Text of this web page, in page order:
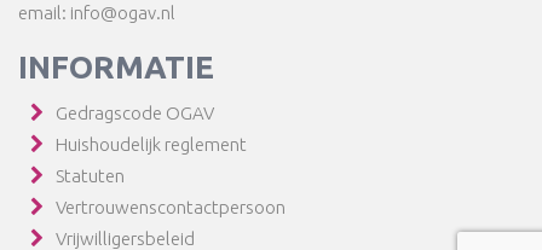
email: info@ogav.nl
INFORMATIE
Gedragscode OGAV
Huishoudelijk reglement
Statuten
Vertrouwenscontactpersoon
Vrijwilligersbeleid